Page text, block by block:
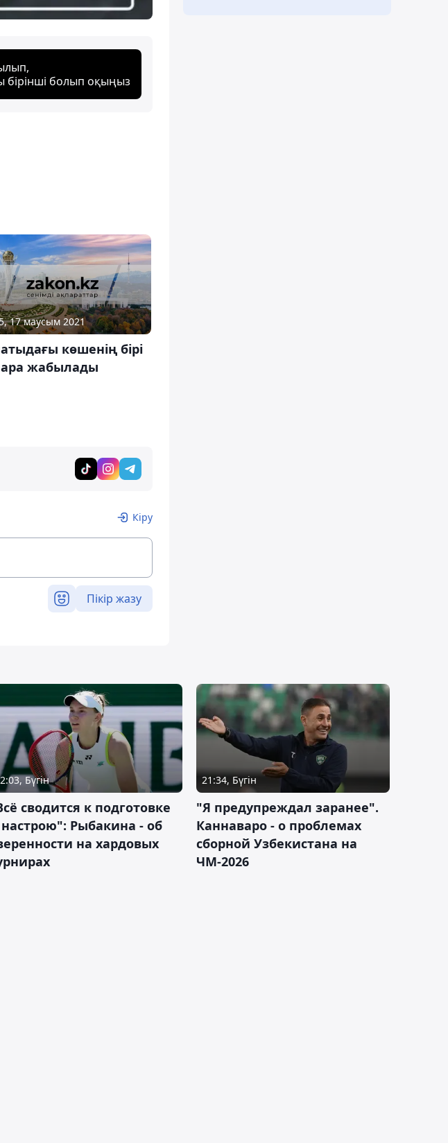
бірінші болып оқыңыз
17 маусым 2021
көшенің бірі
жабылады
Кіру
Пікір жазу
Бүгін
сводится к подготовке
Рыбакина - об
на хардовых
21:34, Бүгін
"Я предупреждал заранее".
Каннаваро - о проблемах
сборной Узбекистана на
ЧМ-2026